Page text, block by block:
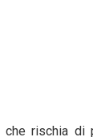
che rischia di